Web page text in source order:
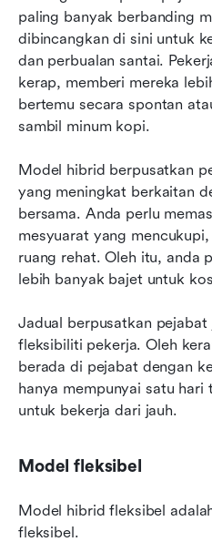
paling banyak berbanding
dibincangkan di sini untuk
dan perbualan santai.
kerap, memberi mereka
bertemu secara spontan
sambil minum kopi.
Model hibrid berpusatkan
yang meningkat berkaitan
bersama. Anda perlu
mesyuarat yang
ruang rehat. Oleh itu, anda
lebih banyak bajet untuk
Jadual berpusatkan pejabat
fleksibiliti pekerja. Oleh
berada di pejabat dengan
hanya mempunyai satu hari
untuk bekerja dari jauh.
Model fleksibel
Model hibrid fleksibel
fleksibel.